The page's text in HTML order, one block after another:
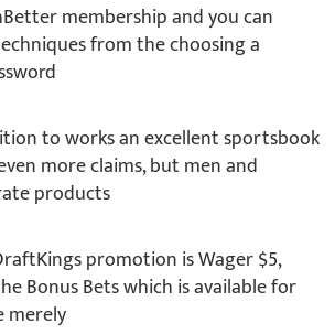
membership and you can
from the choosing a
to works an excellent sportsbook
more claims, but men and
products
promotion is Wager $5,
Bonus Bets which is available for
merely